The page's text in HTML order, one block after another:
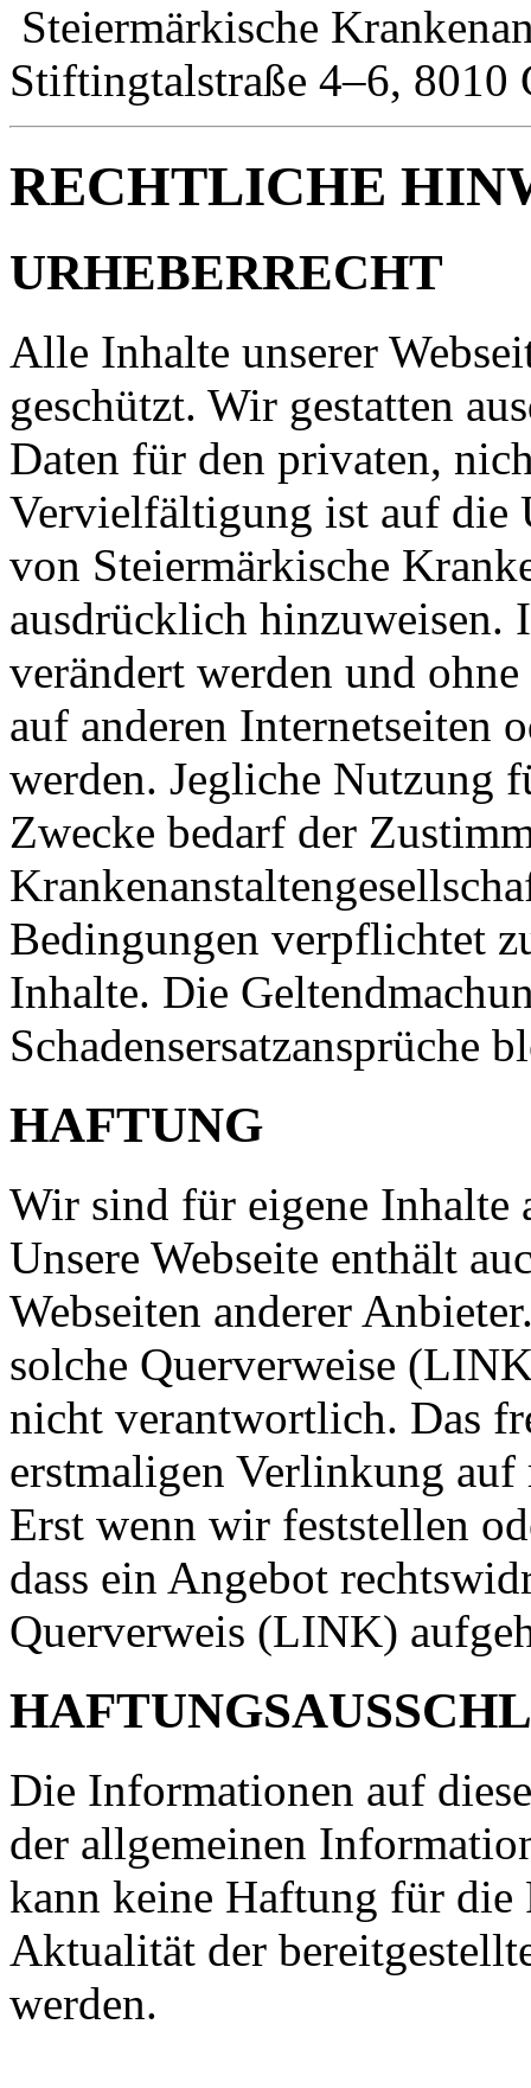
Steiermärkische
Stiftingtalstraße 4–6, 8010
RECHTLICHE
URHEBERRECHT
Alle Inhalte unserer
geschützt. Wir gestatten
Daten für den privaten,
Vervielfältigung ist auf die
von Steiermärkische
ausdrücklich hinzuweisen.
verändert werden und
auf anderen Internetseiten
werden. Jegliche Nutzung
Zwecke bedarf der
Bedingungen verpflichtet
Inhalte. Die
Schadensersatzansprüche
HAFTUNG
Wir sind für eigene Inhalte
Unsere Webseite enthält
Webseiten anderer
solche Querverweise
nicht verantwortlich. Das
erstmaligen Verlinkung
Erst wenn wir feststellen
dass ein Angebot
Querverweis (LINK)
Die Informationen auf
der allgemeinen
kann keine Haftung für
Aktualität der
werden.